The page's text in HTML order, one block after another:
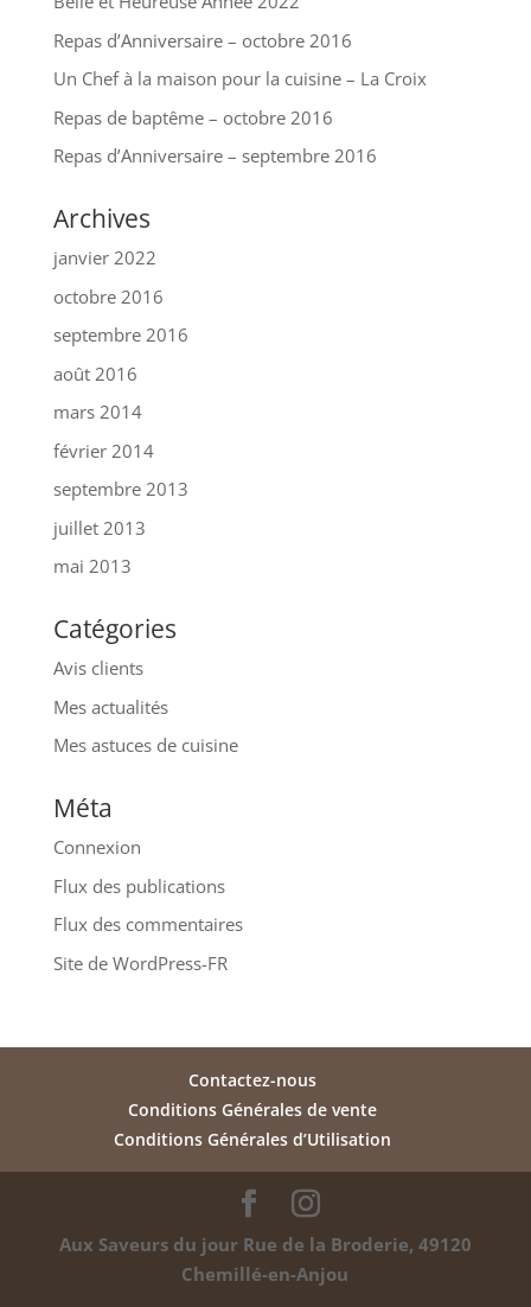
Repas d’Anniversaire – octobre 2016
Un Chef à la maison pour la cuisine – La Croix
Repas de baptême – octobre 2016
Repas d’Anniversaire – septembre 2016
Archives
janvier 2022
octobre 2016
septembre 2016
août 2016
mars 2014
février 2014
septembre 2013
juillet 2013
mai 2013
Catégories
Avis clients
Mes actualités
Mes astuces de cuisine
Méta
Connexion
Flux des publications
Flux des commentaires
Site de WordPress-FR
Contactez-nous
Conditions Générales de vente
Conditions Générales d’Utilisation
Aux Saveurs du jourRue de la Broderie, 49120
Chemillé-en-Anjou